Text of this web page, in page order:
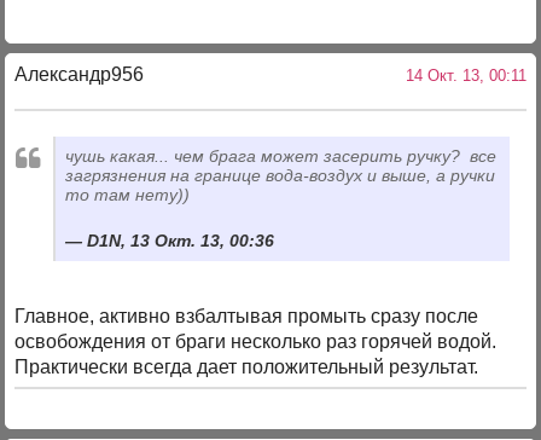
Александр956 14 Окт. 13, 00:11
чушь какая... чем брага может засерить ручку? все
загрязнения на границе вода-воздух и выше, а ручки
то там нету))
D1N, 13 Окт. 13, 00:36
Главное, активно взбалтывая промыть сразу после
освобождения от браги несколько раз горячей водой.
Практически всегда дает положительный результат.